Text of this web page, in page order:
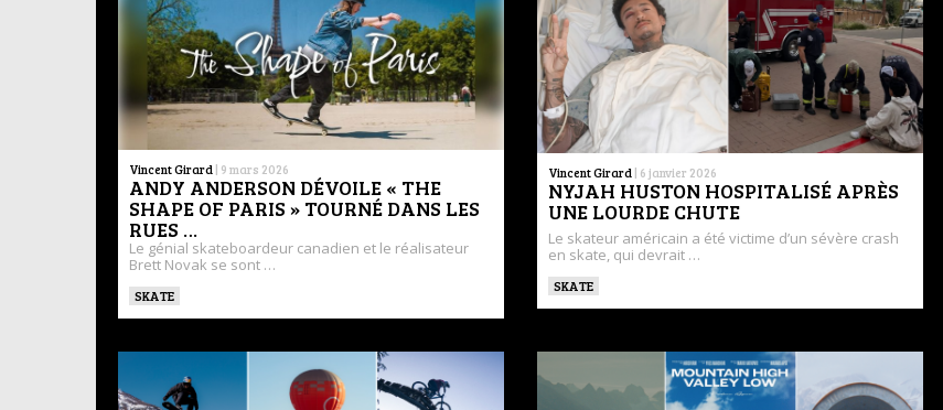
Vincent Girard | 9 mars 2026
ANDY ANDERSON DÉVOILE « THE
SHAPE OF PARIS » TOURNÉ DANS LES
RUES …
Le génial skateboardeur canadien et le réalisateur
Brett Novak se sont …
SKATE
Vincent Girard | 6 janvier 2026
NYJAH HUSTON HOSPITALISÉ APRÈS
UNE LOURDE CHUTE
Le skateur américain a été victime d’un sévère crash
en skate, qui devrait …
SKATE